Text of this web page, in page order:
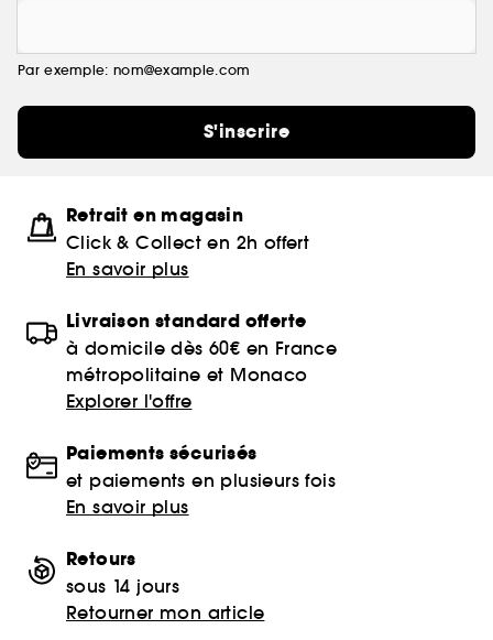
Par exemple: nom@example.com
S'inscrire
Retrait en magasin
Click & Collect en 2h offert
En savoir plus
Livraison standard offerte
à domicile dès 60€ en France
métropolitaine et Monaco
Explorer l'offre
Paiements sécurisés
et paiements en plusieurs fois
En savoir plus
Retours
sous 14 jours
Retourner mon article